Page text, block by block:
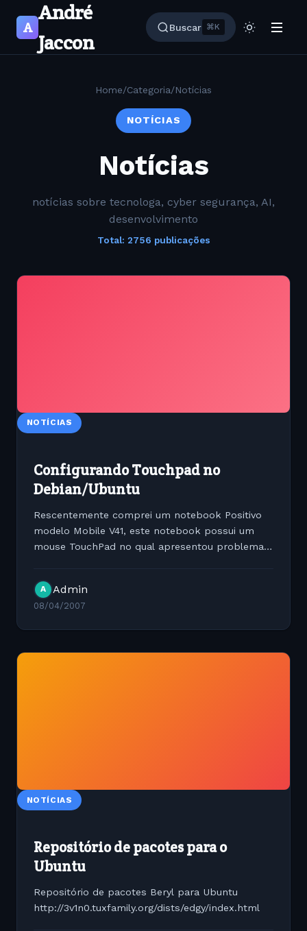
A
André
Jaccon
Buscar ⌘K
Home/Categoria/Notícias
NOTÍCIAS
Notícias
notícias sobre tecnologa, cyber segurança, AI,
desenvolvimento
Total: 2756 publicações
NOTÍCIAS
Configurando Touchpad no
Debian/Ubuntu
Rescentemente comprei um notebook Positivo
modelo Mobile V41, este notebook possui um
mouse TouchPad no qual apresentou problemas
Debian 4.0 ( Etch ) e...
A Admin
08/04/2007
NOTÍCIAS
Repositório de pacotes para o
Ubuntu
Repositório de pacotes Beryl para Ubuntu
http://3v1n0.tuxfamily.org/dists/edgy/index.html